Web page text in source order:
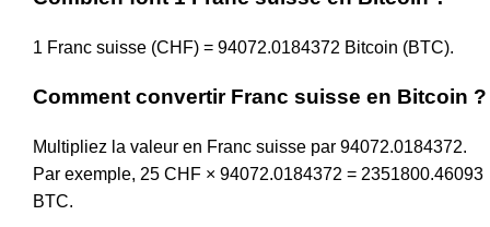
1 Franc suisse (CHF) = 94072.0184372 Bitcoin (BTC).
Comment convertir Franc suisse en Bitcoin ?
Multipliez la valeur en Franc suisse par 94072.0184372.
Par exemple, 25 CHF × 94072.0184372 = 2351800.46093
BTC.